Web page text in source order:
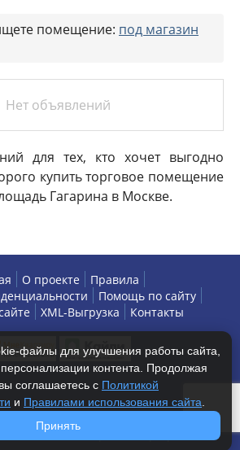
помещение: под магазин
Нет объявлений
для тех, кто хочет выгодно
купить торговое помещение
Гагарина в Москве.
О проекте
Правила
Помощь по сайту
XML-Выгрузка Контакты
2026 БизнесАренда - коммерческая
г. Москва. Все права защищены.
файлы для улучшения работы сайта,
контента. Продолжая
соглашаетесь с Политикой
и Правилами использования сайта
Принять